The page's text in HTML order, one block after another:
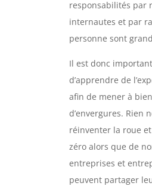
responsabilités par
internautes et par
personne sont
Il est donc
d’apprendre de
afin de mener à
d’envergures. Rien
réinventer la roue
zéro alors que de
entreprises et
peuvent partager